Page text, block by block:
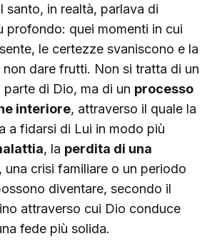
santo, in realtà, parlava di
profondo: quei momenti in cui
le certezze svaniscono e la
non dare frutti. Non si tratta di un
di Dio, ma di un processo
interiore, attraverso il quale la
a fidarsi di Lui in modo più
, la perdita di una
, una crisi familiare o un periodo
diventare, secondo il
attraverso cui Dio conduce
fede più solida.